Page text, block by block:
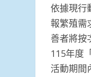
依據現行
報繁殖需
善者將按
115年度
活動期間